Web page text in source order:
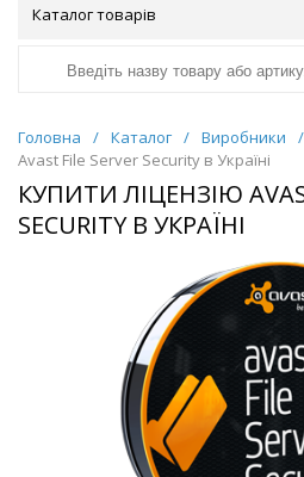
Каталог товарів
Головна / Каталог / Виробники /
Avast File Server Security в Україні
КУПИТИ ЛІЦЕНЗІЮ
SECURITY В УКРАЇНІ